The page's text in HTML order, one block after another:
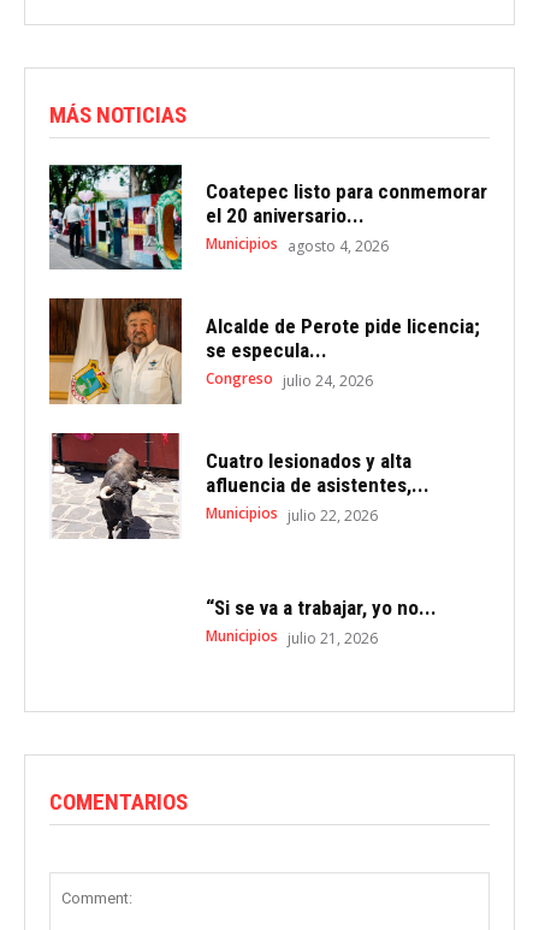
MÁS NOTICIAS
Coatepec listo para conmemorar
el 20 aniversario...
Municipios agosto 4, 2026
Alcalde de Perote pide licencia;
se especula...
Congreso julio 24, 2026
Cuatro lesionados y alta
afluencia de asistentes,...
Municipios julio 22, 2026
“Si se va a trabajar, yo no...
Municipios julio 21, 2026
COMENTARIOS